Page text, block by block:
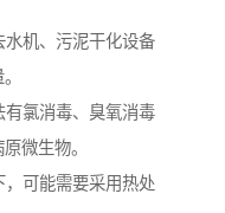
机、污泥干化设备
氯消毒、臭氧消毒
微生物。
可能需要采用热处